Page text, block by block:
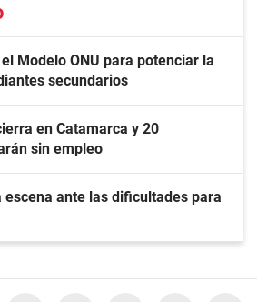
Modelo ONU para potenciar la
secundarios
en Catamarca y 20
sin empleo
escena ante las dificultades para